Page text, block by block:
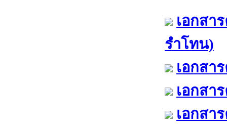
เอกสา
รำโทน)
เอกสา
เอกสา
เอกสา